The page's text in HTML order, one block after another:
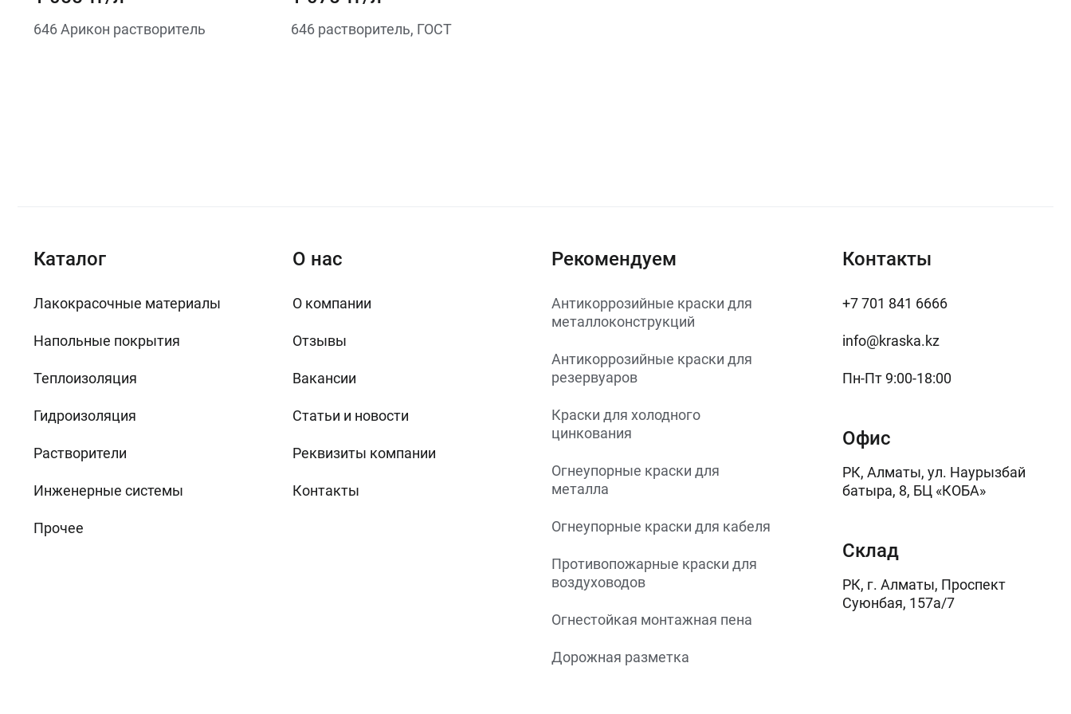
646 Арикон растворитель 646 растворитель, ГОСТ
Каталог
Лакокрасочные материалы
Напольные покрытия
Теплоизоляция
Гидроизоляция
Растворители
Инженерные системы
Прочее
О нас
О компании
Отзывы
Вакансии
Статьи и новости
Реквизиты компании
Контакты
Рекомендуем
Антикоррозийные краски для
металлоконструкций
Антикоррозийные краски для
резервуаров
Краски для холодного
цинкования
Огнеупорные краски для
металла
Огнеупорные краски для кабеля
Противопожарные краски для
воздуховодов
Огнестойкая монтажная пена
Дорожная разметка
Контакты
+7 701 841 6666
info@kraska.kz
Пн-Пт 9:00-18:00
Офис
РК, Алматы, ул. Наурызбай
батыра, 8, БЦ «КОБА»
Склад
РК, г. Алматы, Проспект
Суюнбая, 157а/7